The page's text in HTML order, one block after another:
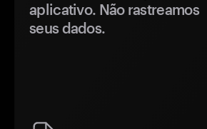
aplicativo. Não rastreamos
seus dados.